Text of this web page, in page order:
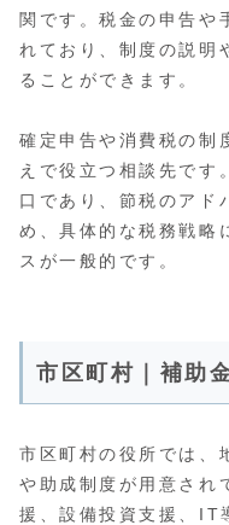
関です。税金の申告や
れており、制度の説明
ることができます。
確定申告や消費税の制
えで役立つ相談先です
口であり、節税のアド
め、具体的な税務戦略
スが一般的です。
市区町村｜補助
市区町村の役所では、
や助成制度が用意され
援、設備投資支援、IT